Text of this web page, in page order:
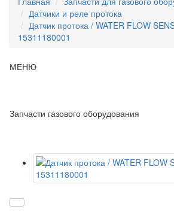
Датчики и реле протока
Датчик протока / WATER FLOW
15311180001
МЕНЮ
Запчасти газового оборудования